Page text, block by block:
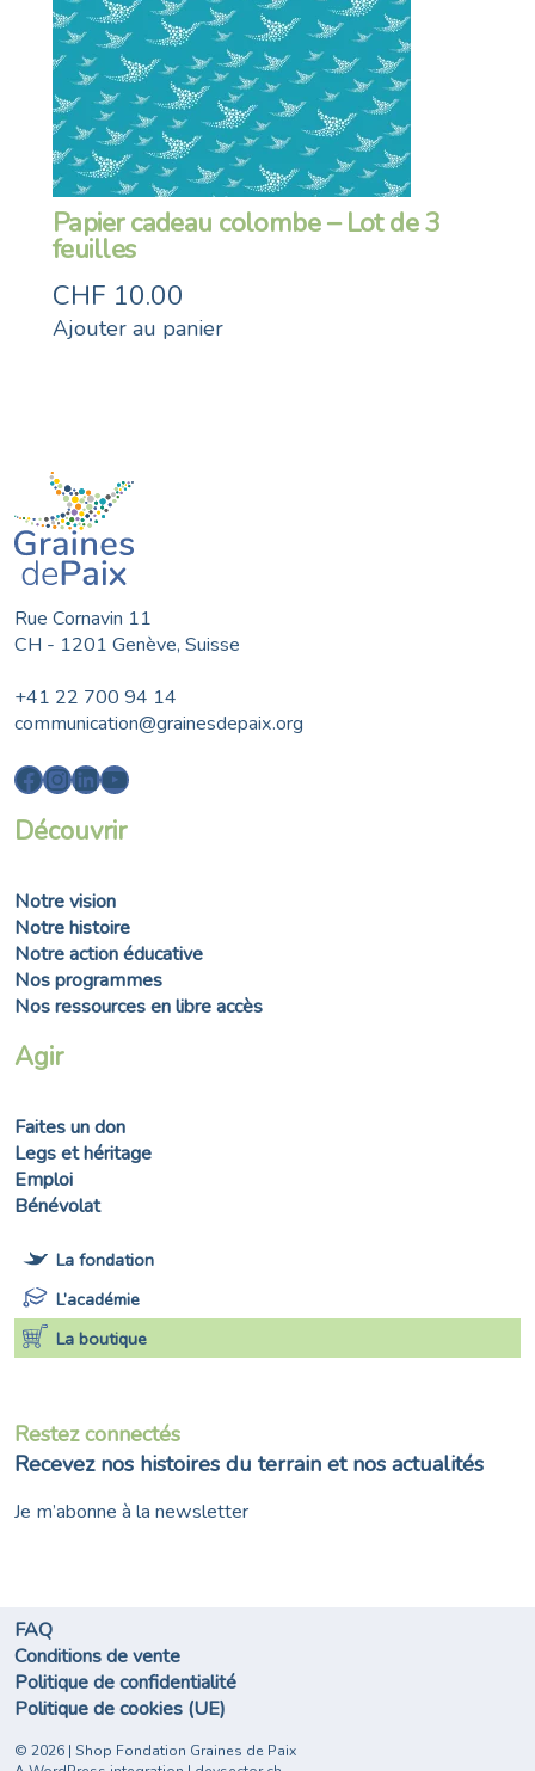
Papier cadeau colombe – Lot de 3
feuilles
CHF 10.00
Ajouter au panier
Rue Cornavin 11
CH - 1201 Genève, Suisse
+41 22 700 94 14
communication@grainesdepaix.org
Facebook
Instagram
LinkedIn
YouTube
Découvrir
Notre vision
Notre histoire
Notre action éducative
Nos programmes
Nos ressources en libre accès
Agir
Faites un don
Legs et héritage
Emploi
Bénévolat
La fondation
L’académie
La boutique
Restez connectés
Recevez nos histoires du terrain et nos actualités
Je m’abonne à la newsletter
© 2026 | Shop Fondation Graines de Paix
FAQ
Conditions de vente
Politique de confidentialité
Politique de cookies (UE)